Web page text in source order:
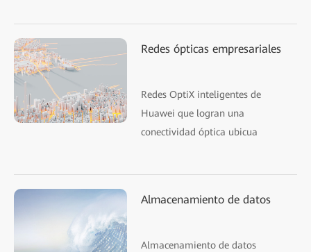
Redes ópticas empresariales
Redes OptiX inteligentes de
Huawei que logran una
conectividad óptica ubicua
Almacenamiento de datos
Almacenamiento de datos